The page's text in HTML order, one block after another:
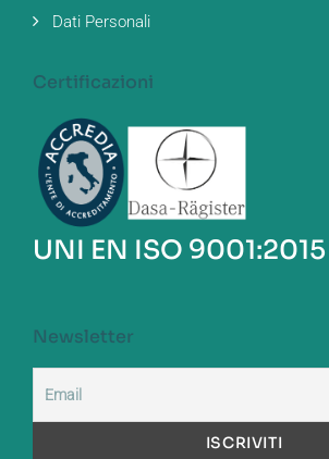
Dati Personali
Certificazioni
UNI EN ISO 9001:2015
Newsletter